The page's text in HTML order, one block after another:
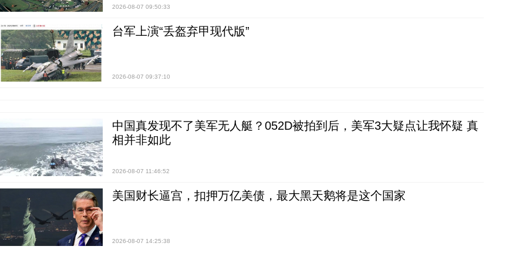
2026-08-07 09:50:33
台军上演“丢盔弃甲现代版”
2026-08-07 09:37:10
中国真发现不了美军无人艇？052D被拍到后，美军3大疑点让我怀疑 真
相并非如此
2026-08-07 11:46:52
美国财长逼宫，扣押万亿美债，最大黑天鹅将是这个国家
2026-08-07 14:25:38